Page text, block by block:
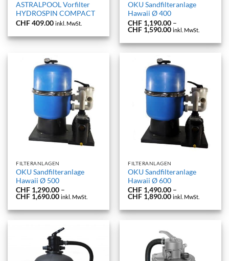
ASTRALPOOL Vorfilter
HYDROSPIN COMPACT
CHF409.00 inkl. MwSt.
OKU Sandfilteranlage
Hawaii Ø 400
CHF 1,190.00 –
CHF 1,590.00Preisspanne:
bis
CHF 1,590.00
inkl. MwSt.
FILTERANLAGEN
OKU Sandfilteranlage
Hawaii Ø 500
CHF 1,290.00 –
CHF 1,690.00Preisspanne:
bis
CHF 1,690.00
inkl. MwSt.
FILTERANLAGEN
OKU Sandfilteranlage
Hawaii Ø 600
CHF 1,490.00 –
CHF 1,890.00Preisspanne:
bis
CHF 1,890.00
inkl. MwSt.